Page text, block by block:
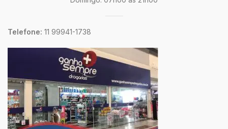
Telefone: 11 99941-1738